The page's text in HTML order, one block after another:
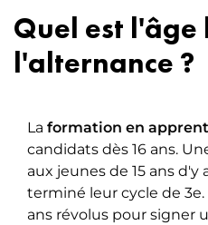
Quel est
l'alternance ?
La formation en
candidats dès 16 ans.
aux jeunes de 15 ans d'y
terminé leur cycle de
ans révolus pour signer